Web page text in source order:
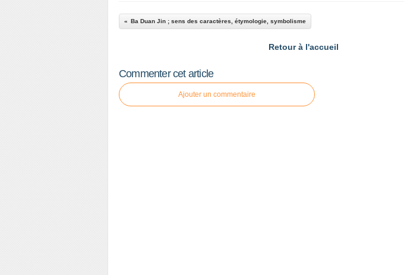
Ba Duan Jin ; sens des caractères, étymologie, symbolisme
Retour à l'accueil
Commenter cet article
Ajouter un commentaire